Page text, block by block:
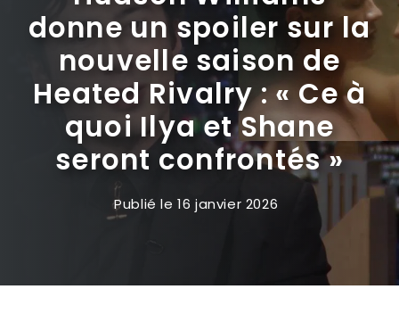
donne un spoiler sur la
nouvelle saison de
Heated Rivalry : « Ce à
quoi Ilya et Shane
seront confrontés »
Publié le16 janvier 2026